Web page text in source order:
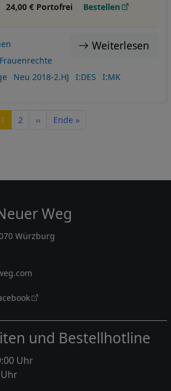
24,00 € Portofrei Bestellen
Weiterlesen
Frauenrechte
Neu 2018-2.HJ I:DES I:MK
Seite
1 Seite
2 Nächste Seite
›› Letzte Seite
Ende »
Weg
Würzburg
und Bestellhotline
Uhr
Uhr